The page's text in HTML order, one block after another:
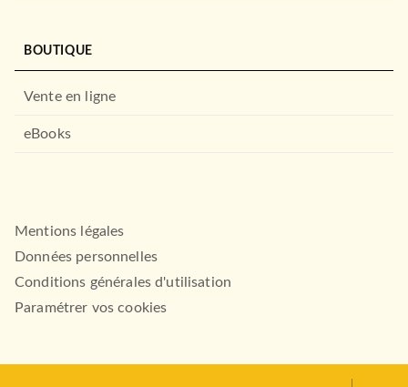
BOUTIQUE
Vente en ligne
eBooks
Mentions légales
Données personnelles
Conditions générales d'utilisation
Paramétrer vos cookies